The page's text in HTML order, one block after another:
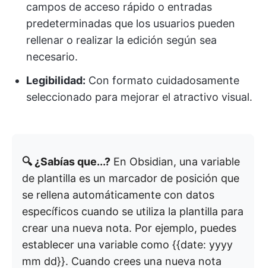
campos de acceso rápido o entradas
predeterminadas que los usuarios pueden
rellenar o realizar la edición según sea
necesario.
Legibilidad: Con formato cuidadosamente
seleccionado para mejorar el atractivo visual.
🔍 ¿Sabías que...? En Obsidian, una variable
de plantilla es un marcador de posición que
se rellena automáticamente con datos
específicos cuando se utiliza la plantilla para
crear una nueva nota. Por ejemplo, puedes
establecer una variable como {{date: yyyy
mm dd}}. Cuando crees una nueva nota